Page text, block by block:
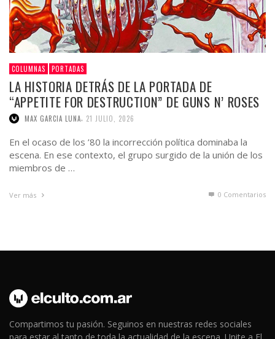
COLUMNAS PORTADAS
LA HISTORIA DETRÁS DE LA PORTADA DE
“APPETITE FOR DESTRUCTION” DE GUNS N’ ROSES
MAX GARCIA LUNA 21 JULIO, 2026
En el ocaso de los ’80 la incorrección política dominaba la
escena. En ese contexto, el grupo surgido de la unión de los
miembros de …
Ver más 0 Comentarios
Compartimos tu pasión. Seguinos en nuestras redes sociales